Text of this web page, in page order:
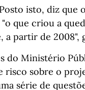
isto, diz que
que criou a
a partir de 2008",
do Ministério
risco sobre o
série de